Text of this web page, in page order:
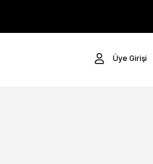
Üye Girişi